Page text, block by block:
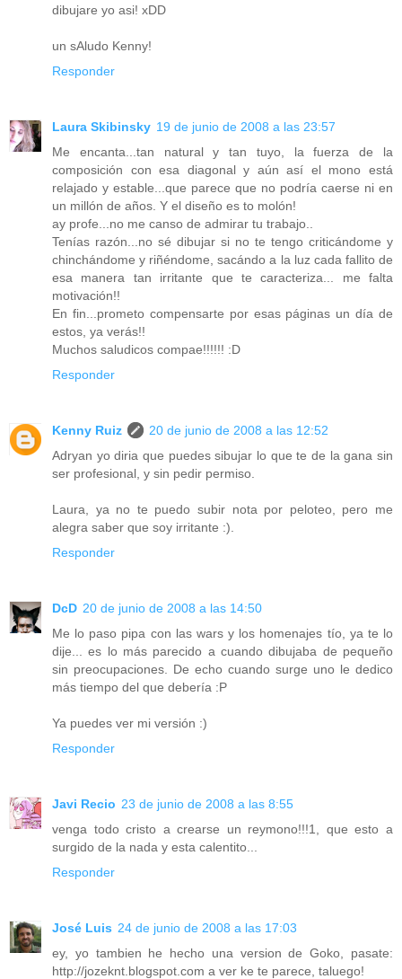
dibujare yo asi! xDD
un sAludo Kenny!
Responder
Laura Skibinsky 19 de junio de 2008 a las 23:57
Me encanta...tan natural y tan tuyo, la fuerza de la
composición con esa diagonal y aún así el mono está
relajado y estable...que parece que no podría caerse ni en
un millón de años. Y el diseño es to molón!
ay profe...no me canso de admirar tu trabajo..
Tenías razón...no sé dibujar si no te tengo criticándome y
chinchándome y riñéndome, sacándo a la luz cada fallito de
esa manera tan irritante que te caracteriza... me falta
motivación!!
En fin...prometo compensarte por esas páginas un día de
estos, ya verás!!
Muchos saludicos compae!!!!!! :D
Responder
Kenny Ruiz
20 de junio de 2008 a las 12:52
Adryan yo diria que puedes sibujar lo que te de la gana sin
ser profesional, y sin pedir permiso.
Laura, ya no te puedo subir nota por peloteo, pero me
alegra saber que soy irritante :).
Responder
DcD 20 de junio de 2008 a las 14:50
Me lo paso pipa con las wars y los homenajes tío, ya te lo
dije... es lo más parecido a cuando dibujaba de pequeño
sin preocupaciones. De echo cuando surge uno le dedico
más tiempo del que debería :P
Ya puedes ver mi versión :)
Responder
Javi Recio 23 de junio de 2008 a las 8:55
venga todo cristo a crearse un reymono!!!1, que esto a
surgido de la nada y esta calentito...
Responder
José Luis 24 de junio de 2008 a las 17:03
ey, yo tambien he hecho una version de Goko, pasate:
http://jozeknt.blogspot.com a ver ke te parece, taluego!